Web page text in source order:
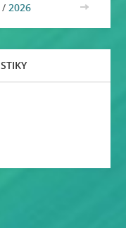
/ 2026 >>